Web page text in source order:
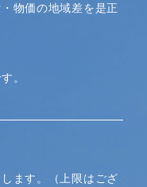
物価の地域差を是正
。
ます。（上限はござ